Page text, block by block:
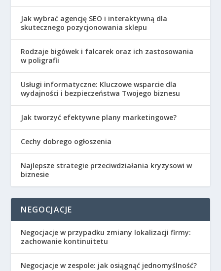
Jak wybrać agencję SEO i interaktywną dla
skutecznego pozycjonowania sklepu
Rodzaje bigówek i falcarek oraz ich zastosowania
w poligrafii
Usługi informatyczne: Kluczowe wsparcie dla
wydajności i bezpieczeństwa Twojego biznesu
Jak tworzyć efektywne plany marketingowe?
Cechy dobrego ogłoszenia
Najlepsze strategie przeciwdziałania kryzysowi w
biznesie
NEGOCJACJE
Negocjacje w przypadku zmiany lokalizacji firmy:
zachowanie kontinuitetu
Negocjacje w zespole: jak osiągnąć jednomyślność?